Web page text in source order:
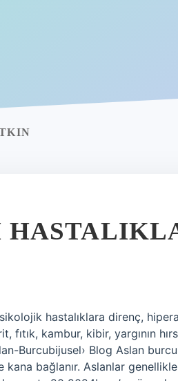
hastalıklara direnç,
kambur, kibir, yargının
Burcubijusel› Blog Aslan
bağlanır. Aslanlar genellikle